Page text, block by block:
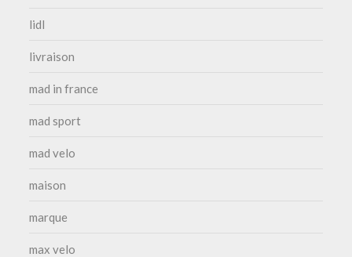
lidl
livraison
mad in france
mad sport
mad velo
maison
marque
max velo